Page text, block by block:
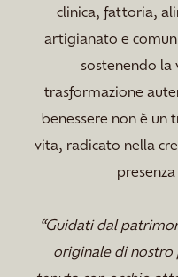
clinica, fattoria,
artigianato e
sostenendo
trasformazione
benessere non è
vita, radicato nella
“Guidati dal
originale di